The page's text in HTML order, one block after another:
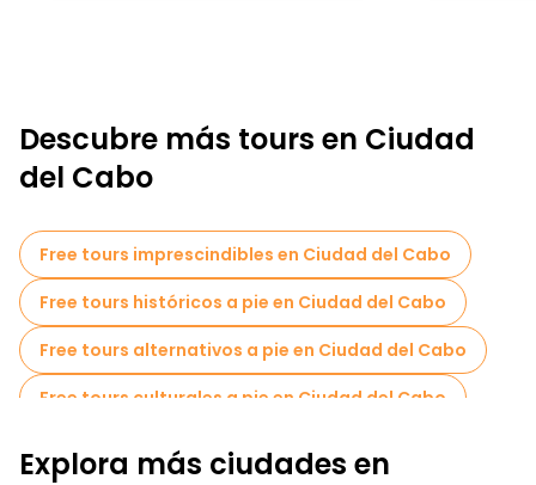
Descubre más tours en Ciudad
del Cabo
Free tours imprescindibles en Ciudad del Cabo
Free tours históricos a pie en Ciudad del Cabo
Free tours alternativos a pie en Ciudad del Cabo
Free tours culturales a pie en Ciudad del Cabo
Free tours de arte a pie en Ciudad del Cabo
Explora más ciudades en